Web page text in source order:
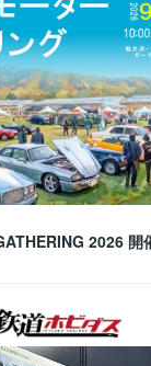
2026 開